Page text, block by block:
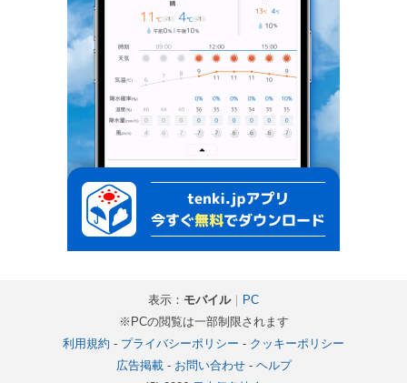
表示： モバイル｜
PC
※PCの閲覧は一部制限されます
利用規約 - プライバシーポリシー - クッキーポリシー
広告掲載- お問い合わせ- ヘルプ